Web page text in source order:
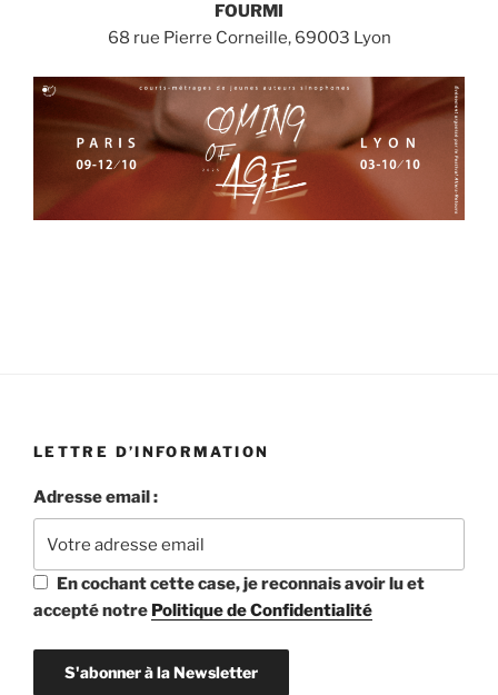
FOURMI
68 rue Pierre Corneille, 69003 Lyon
LETTRE D’INFORMATION
Adresse email :
En cochant cette case, je reconnais avoir lu et
accepté notre Politique de Confidentialité